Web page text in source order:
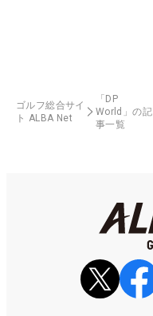
ゴルフ総合サイ
ト ALBA Net
「DP
World」の記
事一覧